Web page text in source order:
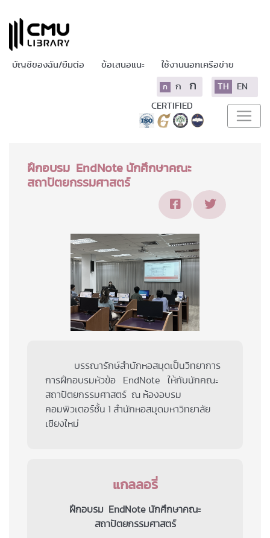
บัญชีของฉัน/ยืมต่อ ข้อเสนอแนะ ใช้งานนอกเครือข่าย
ก ก ก TH EN
CERTIFIED
ฝึกอบรม EndNote นักศึกษาคณะ
สถาปัตยกรรมศาสตร์
บรรณารักษ์สำนักหอสมุดเป็นวิทยาการ
การฝึกอบรมหัวข้อ EndNote ให้กับนักคณะ
สถาปัตยกรรมศาสตร์ ณ ห้องอบรม
คอมพิวเตอร์ชั้น 1 สำนักหอสมุดมหาวิทยาลัย
เชียงใหม่
แกลลอรี่
ฝึกอบรม EndNote นักศึกษาคณะ
สถาปัตยกรรมศาสตร์